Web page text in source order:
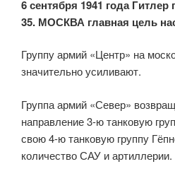
6 сентября 1941 года
35. МОСКВА главная цель
Группу армий «Центр» на
значительно усиливают.
Группа армий «Север»
направление 3-ю танковую
свою 4-ю танковую группу
количество САУ и артиллерии.